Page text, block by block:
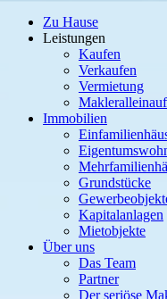
Zu Hause
Leistungen
Kaufen
Verkaufen
Vermietung
Immobilien
Grundstücke
Kapitalanlagen
Mietobjekte
Über uns
Das Team
Partner
Der seriöse